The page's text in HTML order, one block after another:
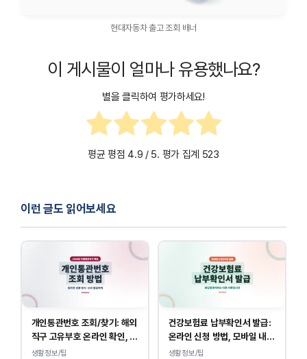
현대자동차 출고 조회 배너
이 게시물이 얼마나 유용했나요?
별을 클릭하여 평가하세요!
평균 평점 4.9 / 5. 평가 집계 523
이런 글도 읽어보세요
개인통관번호 조회/찾기: 해외
직구 고유부호 온라인 확인, 발
급 방법
생활정보/팁
건강보험료 납부확인서 발급:
온라인 신청 방법, 모바일 내역
조회 안내
생활정보/팁